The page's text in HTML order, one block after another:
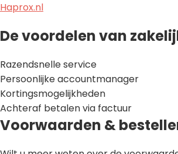
Haprox.nl
De voordelen van
Razendsnelle service
Persoonlijke accountmanager
Kortingsmogelijkheden
Achteraf betalen via factuur
Voorwaarden &